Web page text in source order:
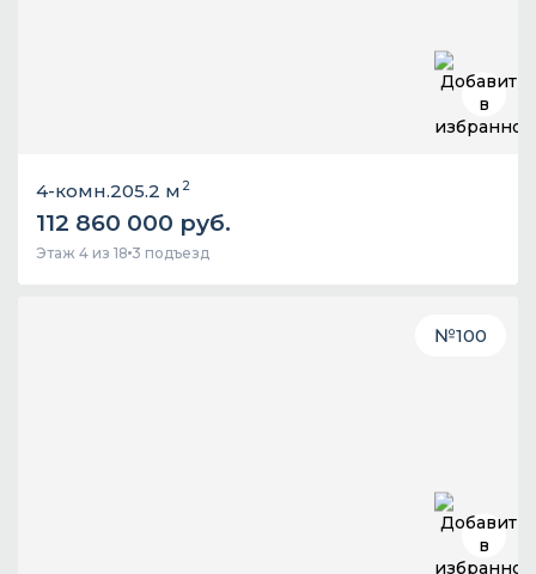
4-комн.205.2 м 2
112 860 000 руб.
Этаж 4 из 18 3 подъезд
№100